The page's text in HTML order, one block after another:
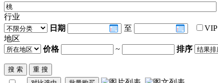
行业
日期
至
VIP
地区
价格
~ 排序